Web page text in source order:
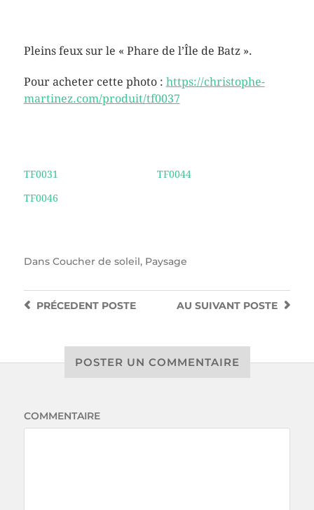
Pleins feux sur le « Phare de l’Île de Batz ».
Pour acheter cette photo : https://christophe-
martinez.com/produit/tf0037
TF0031 TF0044
TF0046
Dans Coucher de soleil, Paysage
AU SUIVANT POSTE
PRÉCEDENTPOSTE
POSTER UN COMMENTAIRE
COMMENTAIRE